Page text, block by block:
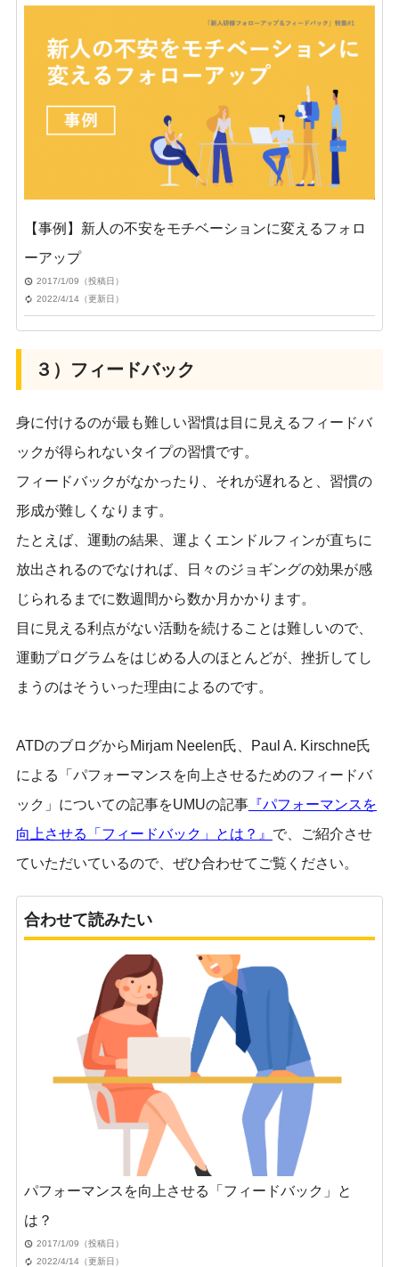
【事例】新人の不安をモチベーションに変えるフォロ
ーアップ
2017/1/09（投稿日）
2022/4/14（更新日）
３）フィードバック
身に付けるのが最も難しい習慣は目に見えるフィードバ
ックが得られないタイプの習慣です。
フィードバックがなかったり、それが遅れると、習慣の
形成が難しくなります。
たとえば、運動の結果、運よくエンドルフィンが直ちに
放出されるのでなければ、日々のジョギングの効果が感
じられるまでに数週間から数か月かかります。
目に見える利点がない活動を続けることは難しいので、
運動プログラムをはじめる人のほとんどが、挫折してし
まうのはそういった理由によるのです。
ATDのブログからMirjam Neelen氏、Paul A. Kirschne氏
による「パフォーマンスを向上させるためのフィードバ
ック」についての記事をUMUの記事『パフォーマンスを
向上させる「フィードバック」とは？』 で、ご紹介させ
ていただいているので、ぜひ合わせてご覧ください。
合わせて読みたい
パフォーマンスを向上させる「フィードバック」と
は？
2017/1/09（投稿日）
2022/4/14（更新日）